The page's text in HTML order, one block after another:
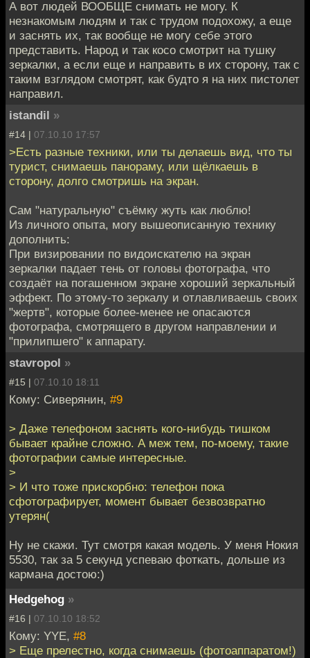
А вот людей ВООБЩЕ снимать не могу. К
незнакомым людям и так с трудом подохожу, а еще
и заснять их, так вообще не могу себе этого
представить. Народ и так косо смотрит на тушку
зеркалки, а если еще и направить в их сторону, так с
таким взглядом смотрят, как будто я на них пистолет
направил.
istandil »
#14 | 07.10.10 17:57
>Есть разные техники, или ты делаешь вид, что ты
турист, снимаешь панораму, или щёлкаешь в
сторону, долго смотришь на экран.
Сам "натуральную" съёмку жуть как люблю!
Из личного опыта, могу вышеописанную технику
дополнить:
При визировании по видоискателю на экран
зеркалки падает тень от головы фотографа, что
создаёт на погашенном экране хороший зеркальный
эффект. По этому-то зеркалу и отлавливаешь своих
"жертв", которые более-менее не опасаются
фотографа, смотрящего в другом направлении и
"прилипшего" к аппарату.
stavropol »
#15 | 07.10.10 18:11
Кому: Сиверянин, #9
> Даже телефоном заснять кого-нибудь тишком
бывает крайне сложно. А меж тем, по-моему, такие
фотографии самые интересные.
>
> И что тоже прискорбно: телефон пока
сфотографирует, момент бывает безвозвратно
утерян(
Ну не скажи. Тут смотря какая модель. У меня Нокия
5530, так за 5 секунд успеваю фоткать, дольше из
кармана достою:)
Hedgehog »
#16 | 07.10.10 18:52
Кому: YYE, #8
> Еще прелестно, когда снимаешь (фотоаппаратом!)